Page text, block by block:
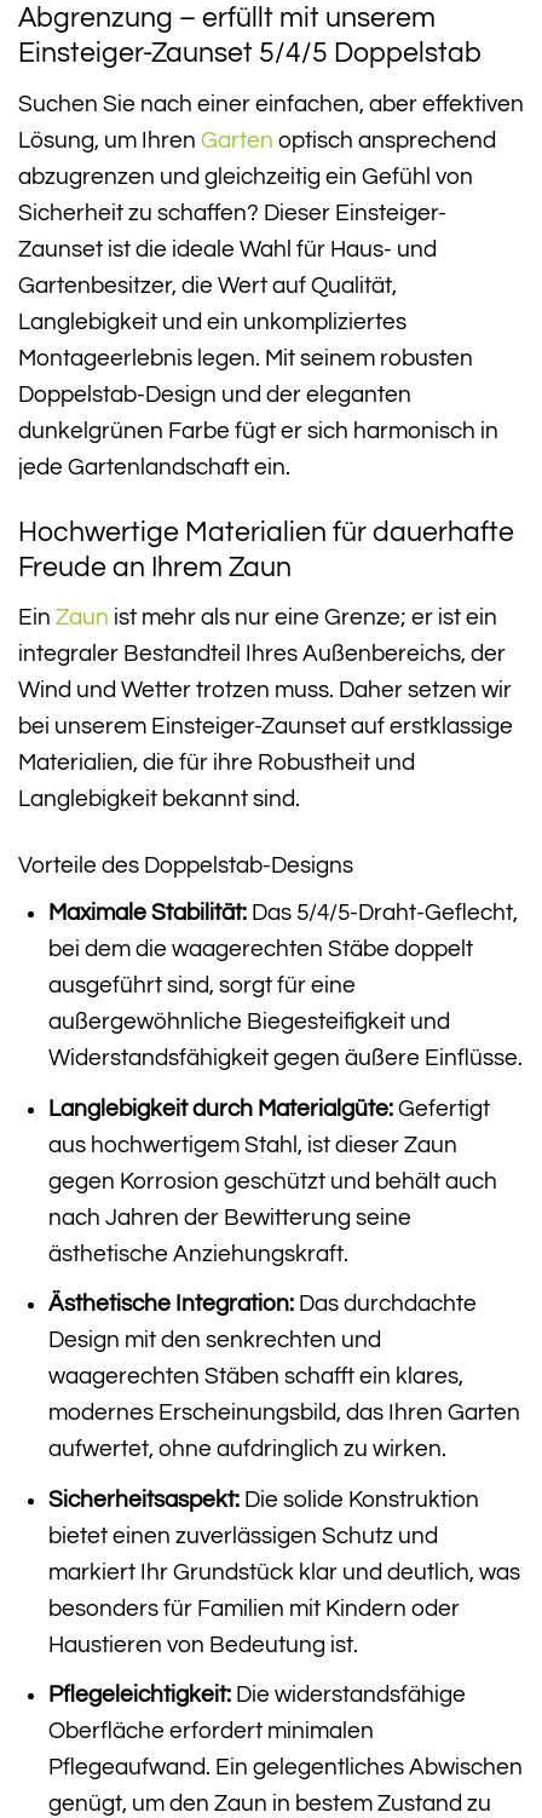
Abgrenzung – erfüllt mit unserem
Einsteiger-Zaunset 5/4/5 Doppelstab
Suchen Sie nach einer einfachen, aber effektiven
Lösung, um Ihren Garten optisch ansprechend
abzugrenzen und gleichzeitig ein Gefühl von
Sicherheit zu schaffen? Dieser Einsteiger-
Zaunset ist die ideale Wahl für Haus- und
Gartenbesitzer, die Wert auf Qualität,
Langlebigkeit und ein unkompliziertes
Montageerlebnis legen. Mit seinem robusten
Doppelstab-Design und der eleganten
dunkelgrünen Farbe fügt er sich harmonisch in
jede Gartenlandschaft ein.
Hochwertige Materialien für dauerhafte
Freude an Ihrem Zaun
Ein Zaun ist mehr als nur eine Grenze; er ist ein
integraler Bestandteil Ihres Außenbereichs, der
Wind und Wetter trotzen muss. Daher setzen wir
bei unserem Einsteiger-Zaunset auf erstklassige
Materialien, die für ihre Robustheit und
Langlebigkeit bekannt sind.
Vorteile des Doppelstab-Designs
Maximale Stabilität:Das 5/4/5-Draht-Geflecht,
bei dem die waagerechten Stäbe doppelt
ausgeführt sind, sorgt für eine
außergewöhnliche Biegesteifigkeit und
Widerstandsfähigkeit gegen äußere Einflüsse.
Langlebigkeit durch Materialgüte:Gefertigt
aus hochwertigem Stahl, ist dieser Zaun
gegen Korrosion geschützt und behält auch
nach Jahren der Bewitterung seine
ästhetische Anziehungskraft.
Ästhetische Integration:Das durchdachte
Design mit den senkrechten und
waagerechten Stäben schafft ein klares,
modernes Erscheinungsbild, das Ihren Garten
aufwertet, ohne aufdringlich zu wirken.
Sicherheitsaspekt:Die solide Konstruktion
bietet einen zuverlässigen Schutz und
markiert Ihr Grundstück klar und deutlich, was
besonders für Familien mit Kindern oder
Haustieren von Bedeutung ist.
Pflegeleichtigkeit:Die widerstandsfähige
Oberfläche erfordert minimalen
Pflegeaufwand. Ein gelegentliches Abwischen
genügt, um den Zaun in bestem Zustand zu